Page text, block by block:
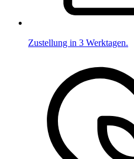
Zustellung in 3 Werktagen.